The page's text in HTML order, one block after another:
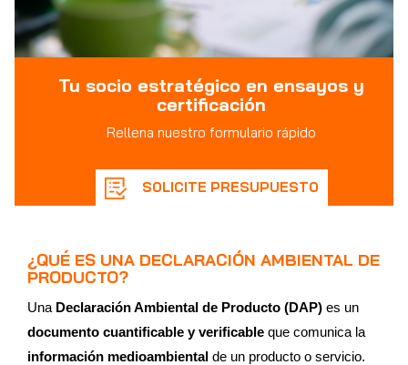
Tu socio estratégico en ensayos y
certificación
Rellena nuestro formulario rápido
SOLICITE PRESUPUESTO
¿QUÉ ES UNA DECLARACIÓN AMBIENTAL DE
PRODUCTO?
Una Declaración Ambiental de Producto (DAP) es un
documento cuantificable y verificable que comunica la
información medioambiental de un producto o servicio.